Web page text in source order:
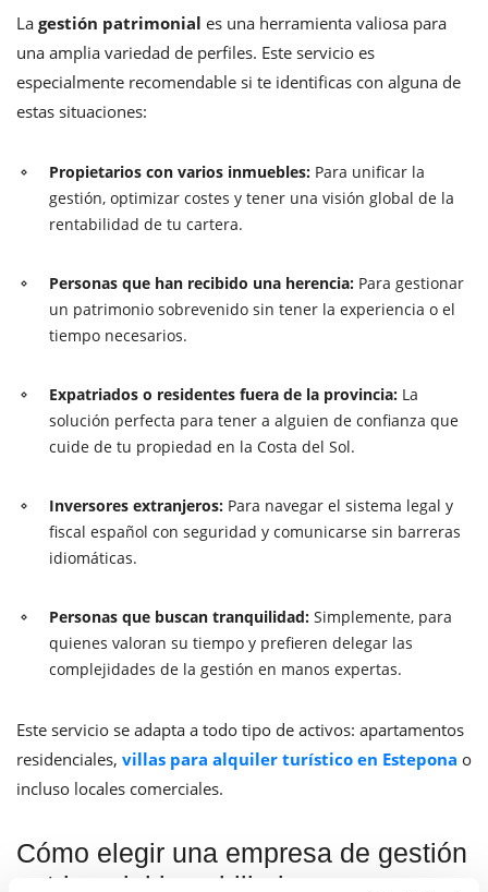
La gestión patrimonial es una herramienta valiosa para
una amplia variedad de perfiles. Este servicio es
especialmente recomendable si te identificas con alguna de
estas situaciones:
Propietarios con varios inmuebles: Para unificar la
gestión, optimizar costes y tener una visión global de la
rentabilidad de tu cartera.
Personas que han recibido una herencia: Para gestionar
un patrimonio sobrevenido sin tener la experiencia o el
tiempo necesarios.
Expatriados o residentes fuera de la provincia: La
solución perfecta para tener a alguien de confianza que
cuide de tu propiedad en la Costa del Sol.
Inversores extranjeros: Para navegar el sistema legal y
fiscal español con seguridad y comunicarse sin barreras
idiomáticas.
Personas que buscan tranquilidad: Simplemente, para
quienes valoran su tiempo y prefieren delegar las
complejidades de la gestión en manos expertas.
Este servicio se adapta a todo tipo de activos: apartamentos
residenciales, villas para alquiler turístico en Estepona o
incluso locales comerciales.
Cómo elegir una empresa de gestión
patrimonial inmobiliaria